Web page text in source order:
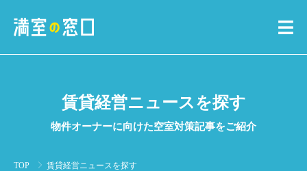
賃貸経営ニュースを探す
物件オーナーに向けた空室対策記事をご紹介
TOP 賃貸経営ニュースを探す